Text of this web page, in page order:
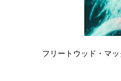
フリートウッド・マ